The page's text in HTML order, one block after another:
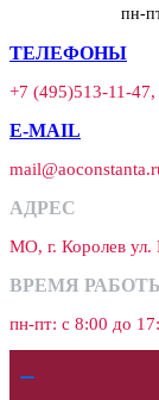
пн-
ТЕЛЕФОНЫ
+7 (495)513-11-
E-MAIL
АДРЕС
МО, г. Королев ул.
ВРЕМЯ
пн-пт: с 8:00 до